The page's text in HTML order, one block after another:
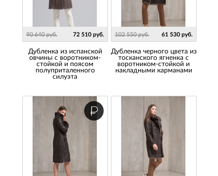
90 640 руб. 72 510 руб.
Дубленка из испанской
овчины с воротником-
стойкой и поясом
полуприталенного
силуэта
102 550 руб. 61 530 руб.
Дубленка черного цвета из
тосканского ягненка с
воротником-стойкой и
накладными карманами